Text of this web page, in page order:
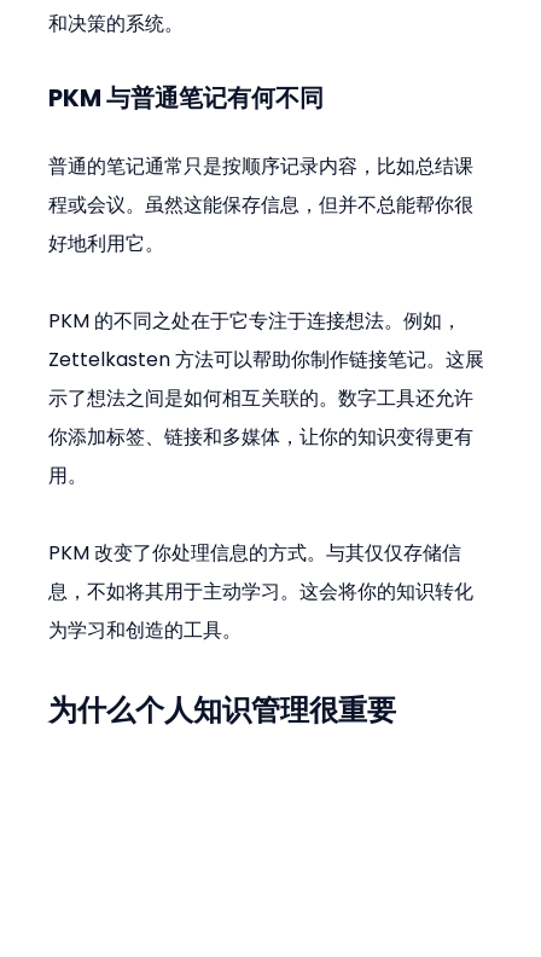
和决策的系统。
PKM 与普通笔记有何不同
普通的笔记通常只是按顺序记录内容，比如总结课
程或会议。虽然这能保存信息，但并不总能帮你很
好地利用它。
PKM 的不同之处在于它专注于连接想法。例如，
Zettelkasten 方法可以帮助你制作链接笔记。这展
示了想法之间是如何相互关联的。数字工具还允许
你添加标签、链接和多媒体，让你的知识变得更有
用。
PKM 改变了你处理信息的方式。与其仅仅存储信
息，不如将其用于主动学习。这会将你的知识转化
为学习和创造的工具。
为什么个人知识管理很重要